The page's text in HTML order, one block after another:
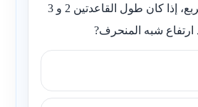
مساحتها 15متر مربع، إذا كان طول القاعدتين 2 و 3
ارتفاع شبه المنحرف?